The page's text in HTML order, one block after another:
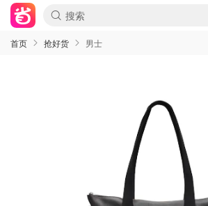
首页 抢好货 男士